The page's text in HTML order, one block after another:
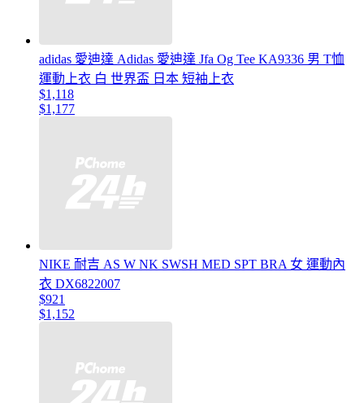
adidas 愛迪達 Adidas 愛迪達 Jfa Og Tee KA9336 男 T恤
運動上衣 白 世界盃 日本 短袖上衣
$1,118
$1,177
NIKE 耐吉 AS W NK SWSH MED SPT BRA 女 運動內
衣 DX6822007
$921
$1,152